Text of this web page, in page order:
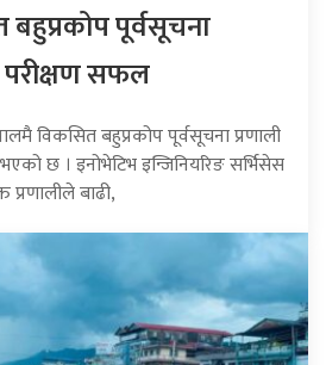
पूर्वसूचना
परीक्षण सफल
विकसित बहुप्रकोप पूर्वसूचना प्रणाली
छ । इनोभेटिभ इन्जिनियरिङ सर्भिसेस
प्रणालीले बाढी,